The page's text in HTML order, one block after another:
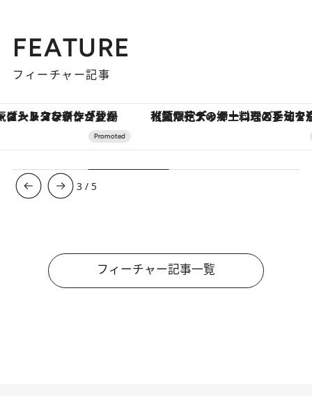
FEATURE
フィーチャー記事
【夏限定ディナーコース】旬を迎える稚鮎や花ズッキーニなどをイタリア・トスカーナの郷土料理の手法で満喫！
3 / 5
フィーチャー記事一覧